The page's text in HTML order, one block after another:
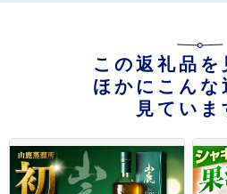
この返礼品を
ほかにこんな
見ていま